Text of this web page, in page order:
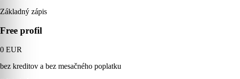
Základný zápis
Free profil
0 EUR
bez kreditov a bez mesačného poplatku